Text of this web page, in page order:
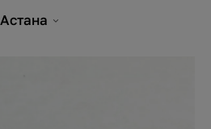
Астана